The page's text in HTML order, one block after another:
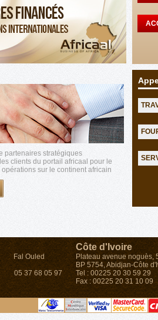
partenaires stratégiques
clients du portail africaal pour le
sur le continent africain
Fal Ouled
/ 05 37 68 05 97
Côte d'Ivoire
Plateau avenue noguès,
BP 5754, Abidjan-Côte
Tel : 00225 20 30 59 29
Fax : 00225 20 31 10 09